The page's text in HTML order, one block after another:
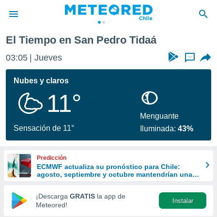
de
por
se
calidad.
a este
las
y
forma
digital
basada
El Tiempo en San Pedro Tidaá
03:05 Jueves ...
Nubes y claros
11°
Sensación de 11°
Menguante
Iluminada:43%
Predicción
ECMWF actualiza su pronóstico para Chile:
agosto, septiembre y octubre mantendrían una
¡Descarga GRATIS la app de
Meteored!
Instalar